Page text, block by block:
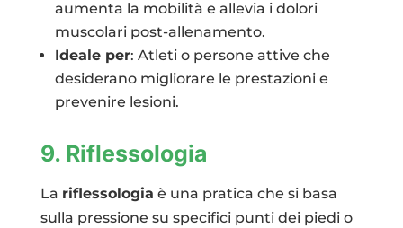
aumenta la mobilità e allevia i dolori
muscolari post-allenamento.
Ideale per: Atleti o persone attive che
desiderano migliorare le prestazioni e
prevenire lesioni.
9. Riflessologia
La riflessologia è una pratica che si basa
sulla pressione su specifici punti dei piedi o